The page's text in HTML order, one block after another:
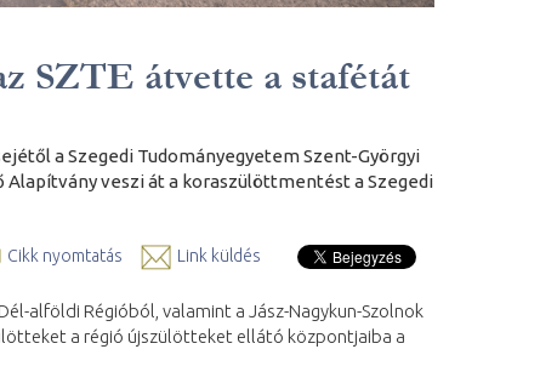
SZTE átvette a stafétát
a Szegedi Tudományegyetem Szent-Györgyi
veszi át a koraszülöttmentést a Szegedi
Cikk nyomtatás Link küldés
alföldi Régióból, valamint a Jász-Nagykun-Szolnok
a régió újszülötteket ellátó központjaiba a